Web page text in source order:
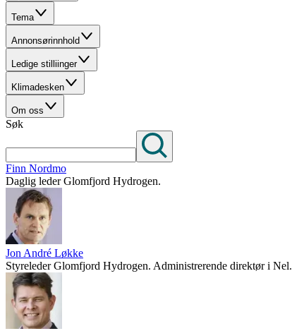
Tema
Annonsørinnhold
Ledige stilliinger
Klimadesken
Om oss
Søk
Finn Nordmo
Daglig leder Glomfjord Hydrogen.
Jon André Løkke
Styreleder Glomfjord Hydrogen. Administrerende direktør i Nel.